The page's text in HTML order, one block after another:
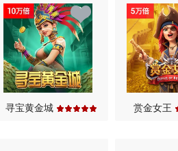
8
9
.
8
9
.
寻宝黄金城 赏金女王